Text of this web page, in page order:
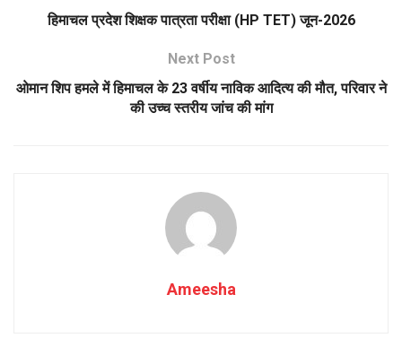
हिमाचल प्रदेश शिक्षक पात्रता परीक्षा (HP TET) जून-2026
Next Post
ओमान शिप हमले में हिमाचल के 23 वर्षीय नाविक आदित्य की मौत, परिवार ने
की उच्च स्तरीय जांच की मांग
Ameesha